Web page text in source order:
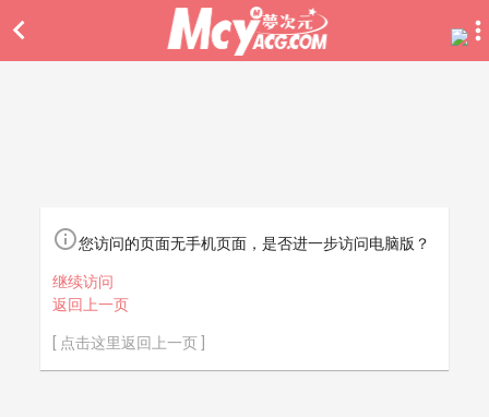

您访问的页面无手机页面，是否进一步访问电脑版？
继续访问
返回上一页
[ 点击这里返回上一页 ]